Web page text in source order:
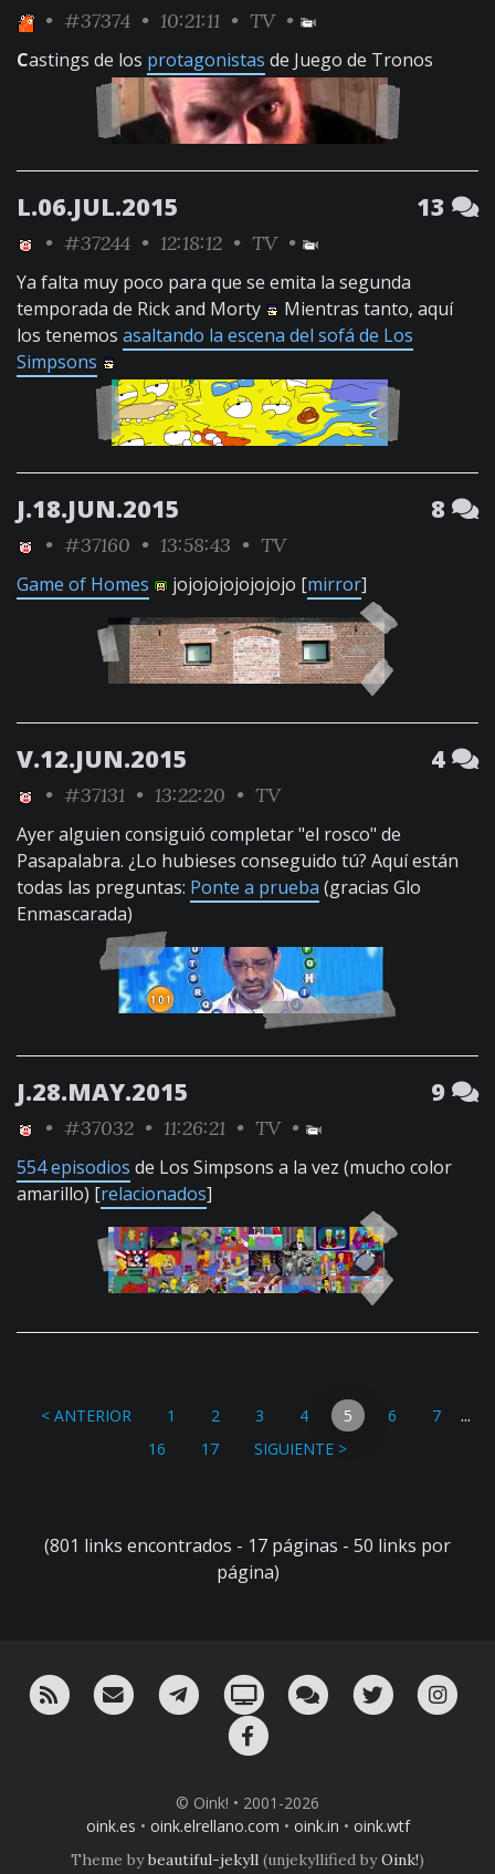
• #37374 • 10:21:11 • TV•
Castings de los protagonistas de Juego de Tronos
L.06.JUL.2015 13
• #37244 • 12:18:12 • TV•
Ya falta muy poco para que se emita la segunda
temporada de Rick and Morty
Mientras tanto, aquí
los tenemos asaltando la escena del sofá de Los
Simpsons
J.18.JUN.2015 8
• #37160 • 13:58:43 • TV
Game of Homes jojojojojojojojo [mirror]
V.12.JUN.2015 4
• #37131 • 13:22:20 • TV
Ayer alguien consiguió completar "el rosco" de
Pasapalabra. ¿Lo hubieses conseguido tú? Aquí están
todas las preguntas: Ponte a prueba (gracias Glo
Enmascarada)
J.28.MAY.2015 9
• #37032 • 11:26:21 • TV•
554 episodios de Los Simpsons a la vez (mucho color
amarillo) [relacionados]
< ANTERIOR 1 2 3 4 5 6 7 ...
16 17 SIGUIENTE >
(801 links encontrados - 17 páginas - 50 links por
página)
RSS ¡Mándame un email!¡Nuestro canal en Telegram!
Oink! TV Charla con nosotros
Twitter
© Oink! • 2001-2026
oink.es • oink.elrellano.com • oink.in • oink.wtf
Theme bybeautiful-jekyll (unjekyllified byOink!)